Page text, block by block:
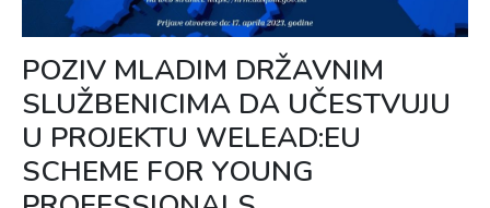
POZIV MLADIM DRŽAVNIM
SLUŽBENICIMA DA UČESTVUJU
U PROJEKTU WELEAD:EU
SCHEME FOR YOUNG